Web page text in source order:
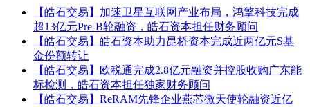
【皓石交易】加速卫星互联网产业布局，鸿擎科技完成
超13亿元Pre-B轮融资，皓石资本担任财务顾问
【皓石交易】皓石资本助力昆桥资本完成近两亿元S基
金份额转让
【皓石交易】欧税通完成2.8亿元融资并控股收购广东能
标检测，皓石资本担任独家财务顾问
【皓石交易】ReRAM先锋企业燕芯微天使轮融资近亿